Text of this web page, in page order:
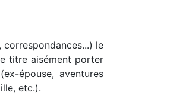
le
titre aisément porter
épouse, aventures
etc.).